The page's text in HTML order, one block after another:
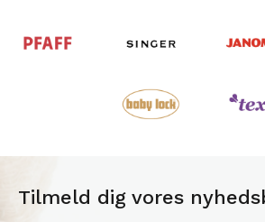
Tilmeld dig vores